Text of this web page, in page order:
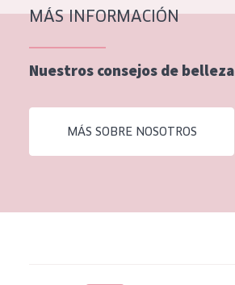
Piel normal y seca
Piel mixata o grasa
Piel madura
Piel expuesta al sol
Piel menopáusica
Todas las edades
MÁS INFORMACIÓN
Nuestros consejos de belleza
MÁS SOBRE NOSOTROS